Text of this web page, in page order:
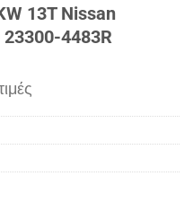
13T Nissan
4483R